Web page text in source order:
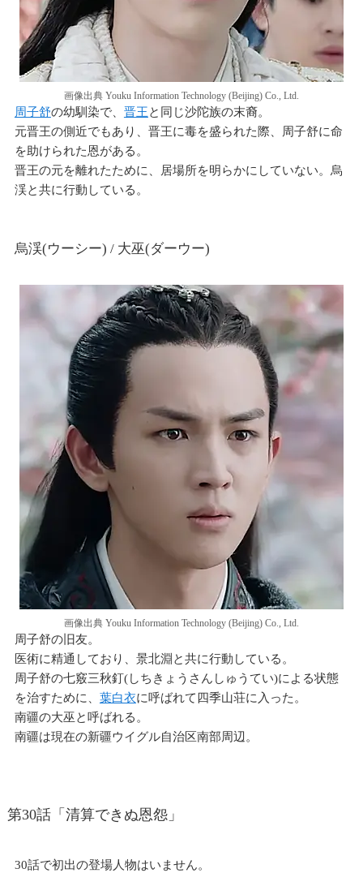
画像出典 Youku Information Technology (Beijing) Co., Ltd.
周⼦舒の幼馴染で、 晋王と同じ沙陀族の末裔。
元晋王の側近でもあり、晋王に毒を盛られた際、周⼦舒に命
を助けられた恩がある。
晋王の元を離れたために、居場所を明らかにしていない。烏
渓と共に行動している。
烏渓(ウーシー) / 大巫(ダーウー)
画像出典 Youku Information Technology (Beijing) Co., Ltd.
周⼦舒の旧友。
医術に精通しており、景北淵と共に行動している。
周⼦舒の七竅三秋釘(しちきょうさんしゅうてい)による状態
を治すために、 葉白衣に呼ばれて四季山荘に入った。
南疆の大巫と呼ばれる。
南疆は現在の新疆ウイグル自治区南部周辺。
第30話「清算できぬ恩怨」
30話で初出の登場人物はいません。